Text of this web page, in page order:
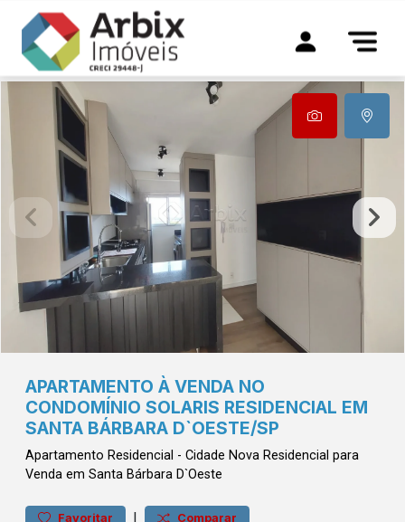
APARTAMENTO À VENDA NO
CONDOMÍNIO SOLARIS RESIDENCIAL EM
SANTA BÁRBARA D`OESTE/SP
Apartamento Residencial - Cidade Nova Residencial para
Venda em Santa Bárbara D`Oeste
Favoritar | Comparar